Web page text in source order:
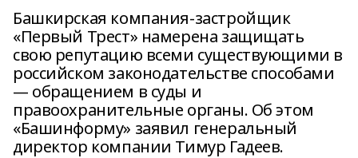
Башкирская компания-застройщик
«Первый Трест» намерена защищать
свою репутацию всеми существующими в
российском законодательстве способами
— обращением в суды и
правоохранительные органы. Об этом
«Башинформу» заявил генеральный
директор компании Тимур Гадеев.